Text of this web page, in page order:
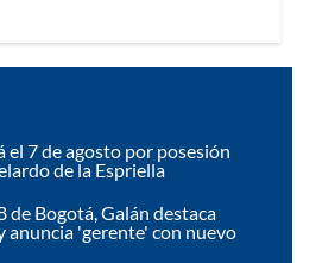
el 7 de agosto por posesión
de la Espriella
de Bogotá, Galán destaca
anuncia 'gerente' con nuevo